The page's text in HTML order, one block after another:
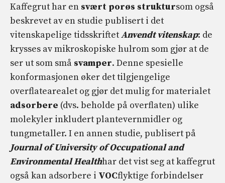
Kaffegrut har en svært porøs struktursom også
beskrevet av en studie publisert i det
vitenskapelige tidsskriftetAnvendt vitenskap: de
krysses av mikroskopiske hulrom som gjør at de
ser ut som små svamper. Denne spesielle
konformasjonen øker det tilgjengelige
overflatearealet og gjør det mulig for materialet
adsorbere (dvs. beholde på overflaten) ulike
molekyler inkludert plantevernmidler og
tungmetaller. I en annen studie, publisert på
Journal of University of Occupational and
Environmental Healthhar det vist seg at kaffegrut
også kan adsorbere i VOCflyktige forbindelser